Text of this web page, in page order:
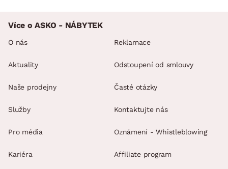
Více o ASKO - NÁBYTEK
O nás
Aktuality
Naše prodejny
Služby
Pro média
Kariéra
Reklamace
Odstoupení od smlouvy
Časté otázky
Kontaktujte nás
Oznámení - Whistleblowing
Affiliate program